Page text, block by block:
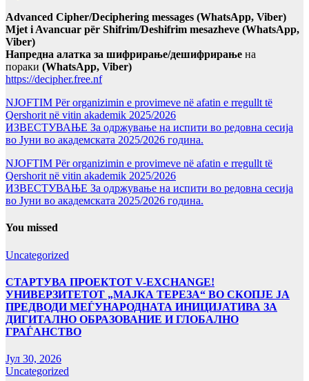
Advanced Cipher/Deciphering messages (WhatsApp, Viber)
Mjet i Avancuar për Shifrim/Deshifrim mesazheve (WhatsApp,
Viber)
Напредна алатка за шифрирање/дешифрирање на
пораки (WhatsApp, Viber)
https://decipher.free.nf
NJOFTIM Për organizimin e provimeve në afatin e rregullt të
Qershorit në vitin akademik 2025/2026
ИЗВЕСТУВАЊЕ За одржување на испити во редовна сесија
во Јуни во академската 2025/2026 година.
NJOFTIM Për organizimin e provimeve në afatin e rregullt të
Qershorit në vitin akademik 2025/2026
ИЗВЕСТУВАЊЕ За одржување на испити во редовна сесија
во Јуни во академската 2025/2026 година.
You missed
Uncategorized
СТАРТУВА ПРОЕКТОТ V-EXCHANGE!
УНИВЕРЗИТЕТОТ „МАЈКА ТЕРЕЗА“ ВО СКОПЈЕ ЈА
ПРЕДВОДИ МЕЃУНАРОДНАТА ИНИЦИЈАТИВА ЗА
ДИГИТАЛНО ОБРАЗОВАНИЕ И ГЛОБАЛНО
ГРАЃАНСТВО
Јул 30, 2026
Uncategorized